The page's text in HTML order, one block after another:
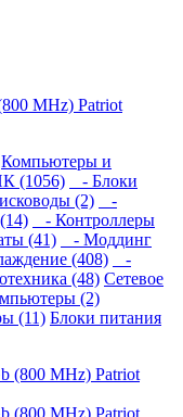
MHz) Patriot
Компьютеры и
(1056)
- Блоки
(2)
-
- Контроллеры
(41)
- Моддинг
(408)
-
(48) Сетевое
(2)
(11) Блоки питания